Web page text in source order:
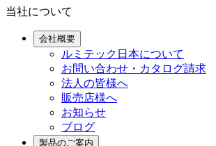
当社について
会社概要
ルミテック日本について
お問い合わせ・カタログ請求
法人の皆様へ
販売店様へ
お知らせ
ブログ
製品のご案内